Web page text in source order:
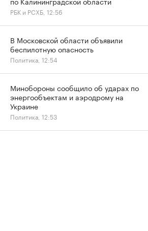
РБК и РСХБ, 12:56
В Московской области объявили
беспилотную опасность
Политика, 12:54
Минобороны сообщило об ударах по
энергообъектам и аэродрому на
Украине
Политика, 12:53